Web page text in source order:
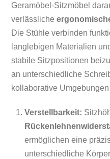
Geramöbel-Sitzmöbel
verlässliche
Die Stühle verbinden
langlebigen Materialien
stabile Sitzpositionen
an unterschiedliche
kollaborative
Verstellbarkeit:
ermöglichen eine
unterschiedliche